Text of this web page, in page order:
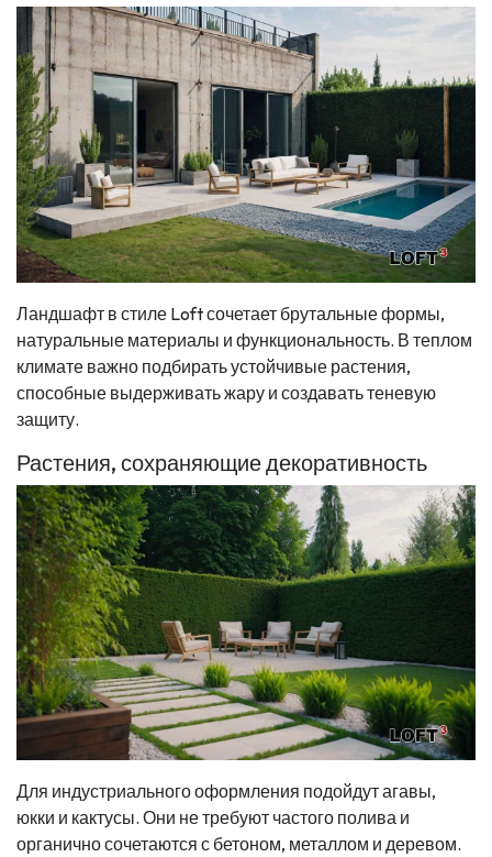
Ландшафт в стиле Loft сочетает брутальные формы,
натуральные материалы и функциональность. В теплом
климате важно подбирать устойчивые растения,
способные выдерживать жару и создавать теневую
защиту.
Растения, сохраняющие декоративность
Для индустриального оформления подойдут агавы,
юкки и кактусы. Они не требуют частого полива и
органично сочетаются с бетоном, металлом и деревом.